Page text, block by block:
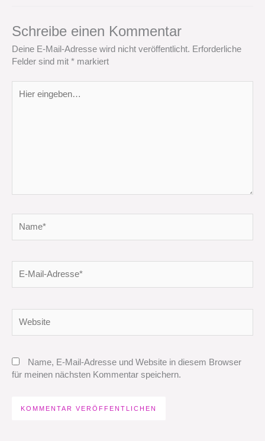
Schreibe einen Kommentar
Deine E-Mail-Adresse wird nicht veröffentlicht. Erforderliche
Felder sind mit * markiert
eingeben…
Mail-
Name, E-Mail-Adresse und Website in diesem Browser
für meinen nächsten Kommentar speichern.